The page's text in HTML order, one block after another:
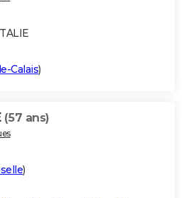
Calais)
(57 ans)
)